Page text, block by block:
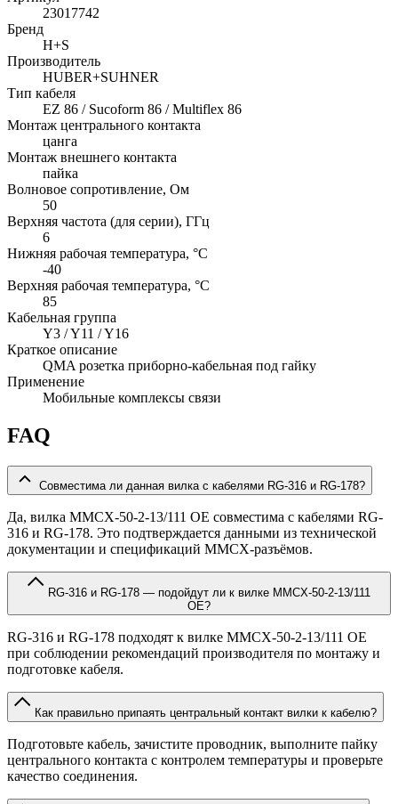
23017742
Бренд
H+S
Производитель
HUBER+SUHNER
Тип кабеля
EZ 86 / Sucoform 86 / Multiflex 86
Монтаж центрального контакта
цанга
Монтаж внешнего контакта
пайка
Волновое сопротивление, Ом
50
Верхняя частота (для серии), ГГц
6
Нижняя рабочая температура, °C
-40
Верхняя рабочая температура, °C
85
Кабельная группа
Y3 / Y11 / Y16
Краткое описание
QMA розетка приборно-кабельная под гайку
Применение
Мобильные комплексы связи
FAQ
Совместима ли данная вилка с кабелями RG-316 и RG-178?
Да, вилка MMCX-50-2-13/111 OE совместима с кабелями RG-
316 и RG-178. Это подтверждается данными из технической
документации и спецификаций MMCX-разъёмов.
OE?
RG-316 и RG-178 подходят к вилке MMCX-50-2-13/111 OE
при соблюдении рекомендаций производителя по монтажу и
подготовке кабеля.
Как правильно припаять центральный контакт вилки к кабелю?
Подготовьте кабель, зачистите проводник, выполните пайку
центрального контакта с контролем температуры и проверьте
качество соединения.